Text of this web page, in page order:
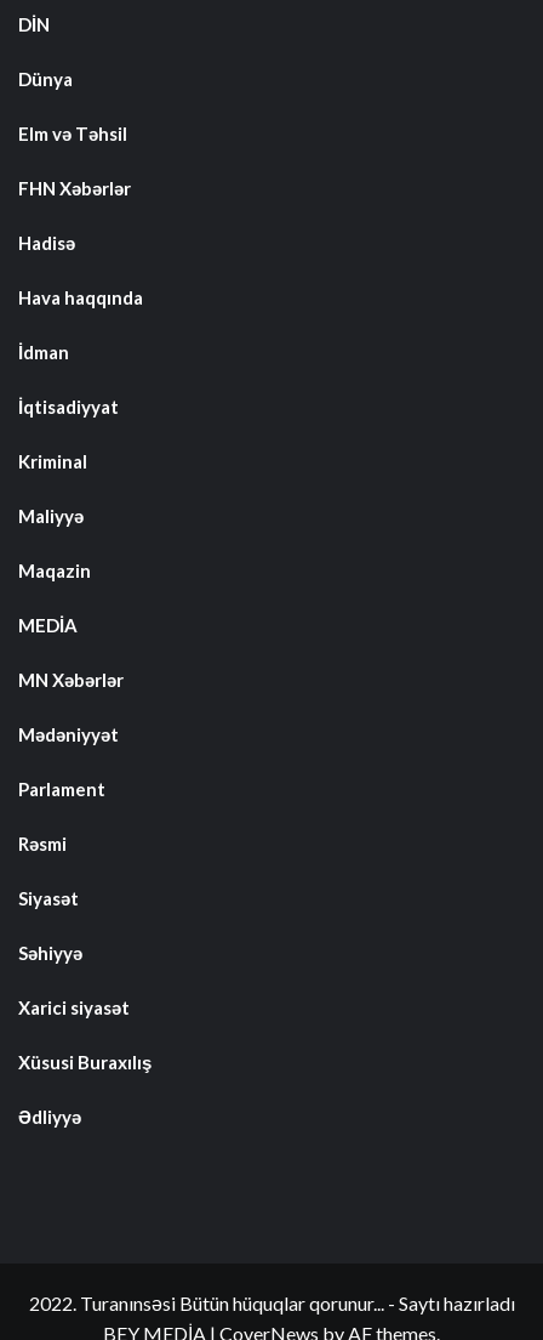
DİN
Dünya
Elm və Təhsil
FHN Xəbərlər
Hadisə
Hava haqqında
İdman
İqtisadiyyat
Kriminal
Maliyyə
Maqazin
MEDİA
MN Xəbərlər
Mədəniyyət
Parlament
Rəsmi
Siyasət
Səhiyyə
Xarici siyasət
Xüsusi Buraxılış
Ədliyyə
2022. Turanınsəsi Bütün hüquqlar qorunur... - Saytı hazırladı
BEY MEDİA | CoverNews by AF themes.